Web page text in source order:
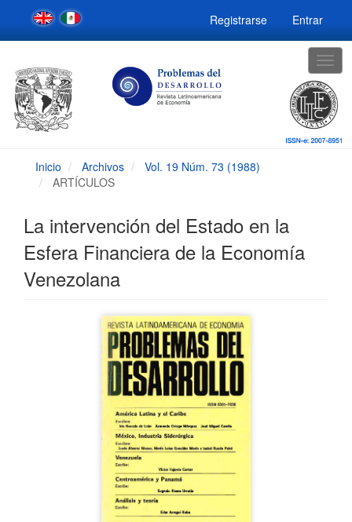
Navegación
principal
Contenido
Barra
lateral
Registrarse Entrar
Inicio Archivos
Vol. 19 Núm. 73 (1988)
ARTÍCULOS
La intervención del Estado en la
Esfera Financiera de la Economía
Venezolana